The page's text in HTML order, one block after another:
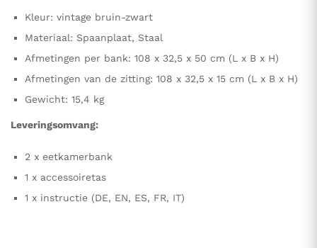
Kleur: vintage bruin-zwart
Materiaal: Spaanplaat, Staal
Afmetingen per bank: 108 x 32,5 x 50 cm (L x B x H)
Afmetingen van de zitting: 108 x 32,5 x 15 cm (L x B x H)
Gewicht: 15,4 kg
Leveringsomvang:
2 x eetkamerbank
1 x accessoiretas
1 x instructie (DE, EN, ES, FR, IT)